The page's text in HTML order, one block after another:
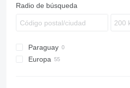
Radio de búsqueda
Paraguay
Europa